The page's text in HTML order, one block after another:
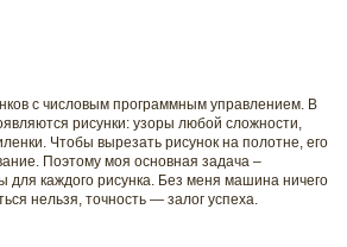
с числовым программным управлением. В
рисунки: узоры любой сложности,
Чтобы вырезать рисунок на полотне, его
Поэтому моя основная задача –
для каждого рисунка. Без меня машина ничего
нельзя, точность — залог успеха.